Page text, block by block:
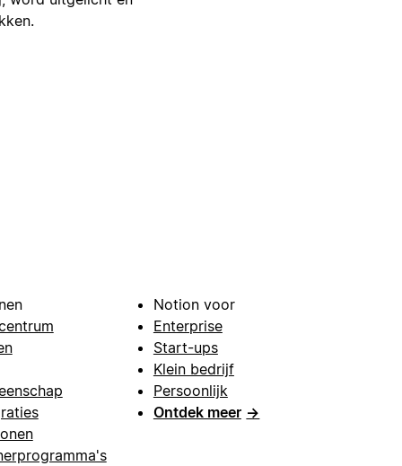
Notion voor
Enterprise
Start-ups
Klein bedrijf
Persoonlijk
Ontdek meer →